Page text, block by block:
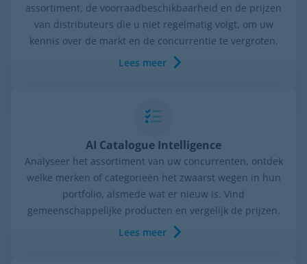
assortiment, de voorraadbeschikbaarheid en de prijzen
van distributeurs die u niet regelmatig volgt, om uw
kennis over de markt en de concurrentie te vergroten.
Lees meer
AI Catalogue Intelligence
Analyseer het assortiment van uw concurrenten, ontdek
welke merken of categorieën het zwaarst wegen in hun
portfolio, alsmede wat er nieuw is. Vind
gemeenschappelijke producten en vergelijk de prijzen.
Lees meer